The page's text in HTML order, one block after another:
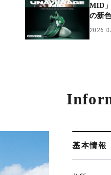
MID
の新
基本情報